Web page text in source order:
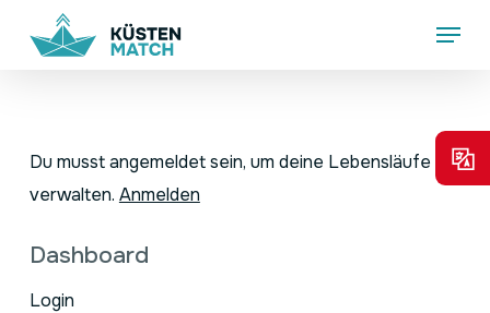
Menu
Du musst angemeldet sein, um deine Lebensläufe zu
verwalten. Anmelden
Dashboard
Login